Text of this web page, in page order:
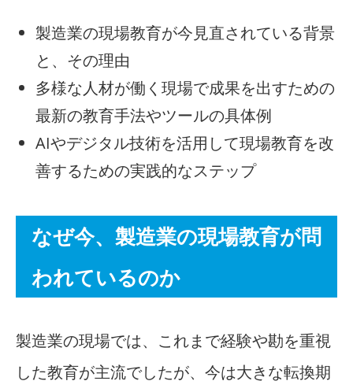
製造業の現場教育が今見直されている背景
と、その理由
多様な人材が働く現場で成果を出すための
最新の教育手法やツールの具体例
AIやデジタル技術を活用して現場教育を改
善するための実践的なステップ
なぜ今、製造業の現場教育が問
われているのか
製造業の現場では、これまで経験や勘を重視
した教育が主流でしたが、今は大きな転換期